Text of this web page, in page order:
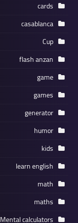
cards
casablanca
Cup
flash anzan
game
games
generator
humor
kids
learn english
math
maths
Mental calculators